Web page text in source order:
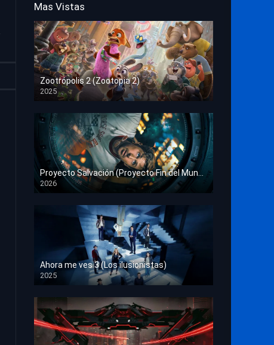
Mas Vistas
Zootrópolis 2 (Zootopia 2)
2025
HD 1080p
Proyecto Salvación (Proyecto Fin del Mundo)
2026
HD 1080p
Ahora me ves 3 (Los ilusionistas)
2025
HD 1080p